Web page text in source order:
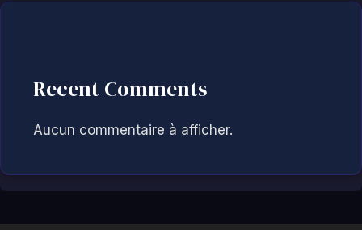
Recent Comments
Aucun commentaire à afficher.